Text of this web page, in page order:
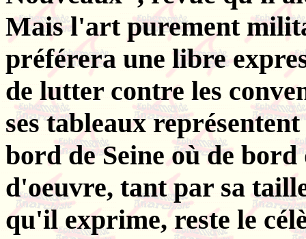
Mais l'art purement
préférera une libre
de lutter contre les
ses tableaux
bord de Seine où de
d'oeuvre, tant par sa
qu'il exprime, reste le